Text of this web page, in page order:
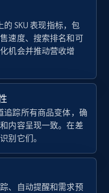
立即开始
Currency, Initial
and more.
的 SKU 表现指标，包
速度、搜索排名和可
机会并推动营收增
追踪所有商品变体，确
内容呈现一致。在差
别它们。
、自动提醒和需求预